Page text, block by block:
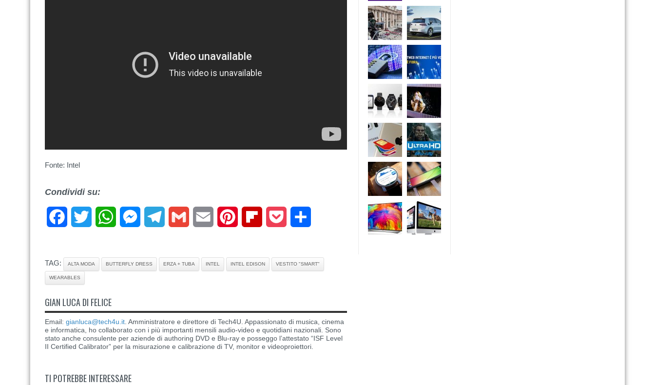
Fonte: Intel
Condividi su:
FacebookTwitter WhatsAppMessengerTelegramGmail Email Pinterest FlipboardPocket
TAG: ALTA MODA BUTTERFLY DRESS ERZA + TUBA INTEL INTEL EDISON VESTITO "SMART"
WEARABLES
GIAN LUCA DI FELICE
Email: gianluca@tech4u.it . Amministratore e direttore di Tech4U. Appassionato di musica, cinema
e informatica, ho collaborato con i più importanti mensili audio-video e quotidiani nazionali. Sono
stato anche consulente per aziende di authoring DVD e Blu-ray e posseggo l’attestato “ISF Level
II Certified Calibrator” per la misurazione e calibrazione di TV, monitor e videoproiettori.
TI POTREBBE INTERESSARE